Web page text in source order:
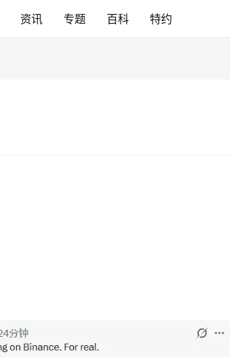
资讯 专题 百科 特约